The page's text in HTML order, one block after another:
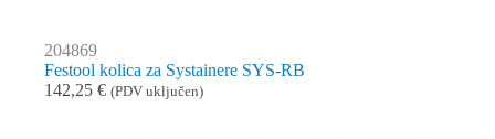
204869
Festool kolica za Systainere SYS-RB
142,25 € (PDV uključen)